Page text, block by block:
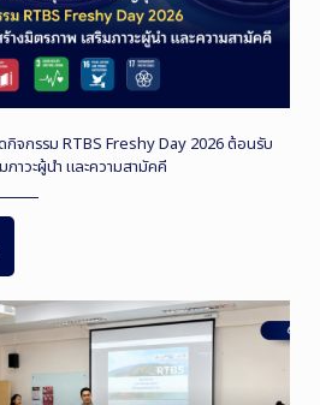
จกรรม RTBS Freshy Day 2026 ต้อนรับ
าวะผู้นำ และความสามัคคี